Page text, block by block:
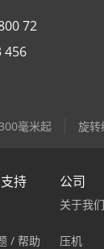
72
456
毫米起 旋转
持
/ 帮助
公司
关于我们
压机